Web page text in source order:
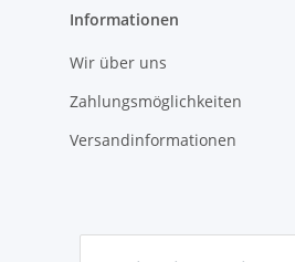
Informationen
Wir über uns
Zahlungsmöglichkeiten
Versandinformationen